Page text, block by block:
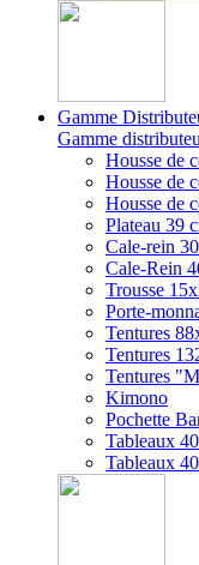
Gamme
Gamme
Housse de
Housse de
Housse de
Plateau 39
Cale-rein
Cale-Rein
Trousse
Porte-
Tentures
Tentures
Tentures
Kimono
Pochette
Tableaux
Tableaux